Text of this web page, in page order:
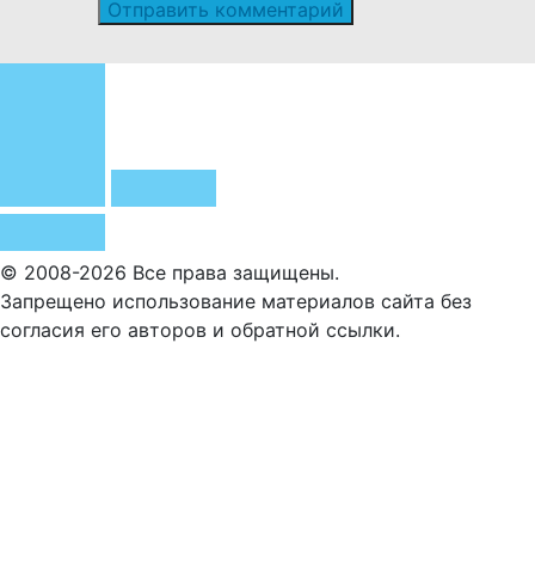
© 2008-2026 Все права защищены.
Запрещено использование материалов сайта без
согласия его авторов и обратной ссылки.